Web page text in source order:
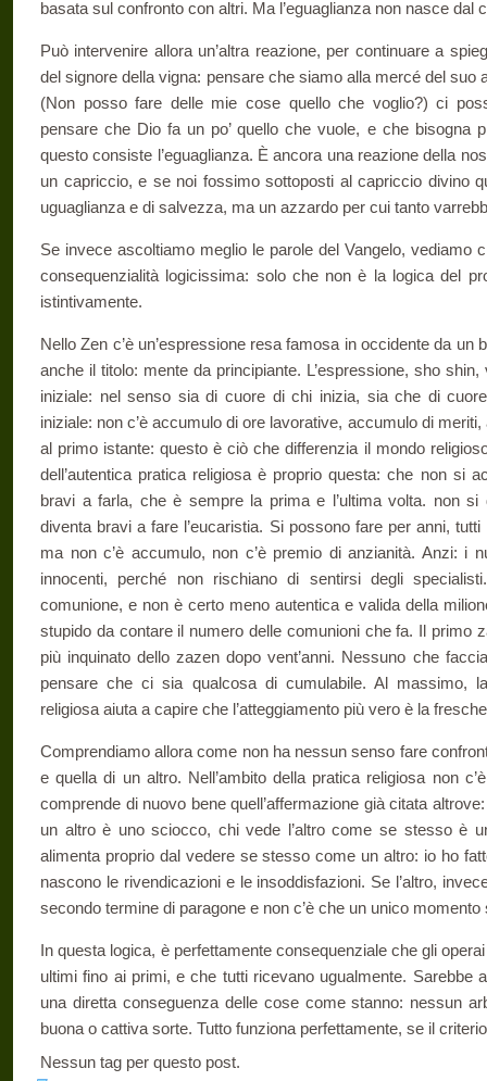
basata sul confronto con altri. Ma l’eguaglianza non nasce dal
Può intervenire allora un’altra reazione, per continuare a
del signore della vigna: pensare che siamo alla mercé del suo
(Non posso fare delle mie cose quello che voglio?) ci
pensare che Dio fa un po’ quello che vuole, e che bisogna
questo consiste l’eguaglianza. È ancora una reazione della
un capriccio, e se noi fossimo sottoposti al capriccio divino
uguaglianza e di salvezza, ma un azzardo per cui tanto
Se invece ascoltiamo meglio le parole del Vangelo, vediamo
consequenzialità logicissima: solo che non è la logica del
istintivamente.
Nello Zen c’è un’espressione resa famosa in occidente da un
anche il titolo: mente da principiante. L’espressione, sho
iniziale: nel senso sia di cuore di chi inizia, sia che di
iniziale: non c’è accumulo di ore lavorative, accumulo di
al primo istante: questo è ciò che differenzia il mondo
dell’autentica pratica religiosa è proprio questa: che non si
bravi a farla, che è sempre la prima e l’ultima volta. non
diventa bravi a fare l’eucaristia. Si possono fare per anni, tutti i
ma non c’è accumulo, non c’è premio di anzianità. Anzi: i
innocenti, perché non rischiano di sentirsi degli
comunione, e non è certo meno autentica e valida della
stupido da contare il numero delle comunioni che fa. Il primo
più inquinato dello zazen dopo vent’anni. Nessuno che
pensare che ci sia qualcosa di cumulabile. Al massimo,
religiosa aiuta a capire che l’atteggiamento più vero è la
Comprendiamo allora come non ha nessun senso fare
e quella di un altro. Nell’ambito della pratica religiosa non
comprende di nuovo bene quell’affermazione già citata
un altro è uno sciocco, chi vede l’altro come se stesso è
alimenta proprio dal vedere se stesso come un altro: io ho
nascono le rivendicazioni e le insoddisfazioni. Se l’altro,
secondo termine di paragone e non c’è che un unico
In questa logica, è perfettamente consequenziale che gli
ultimi fino ai primi, e che tutti ricevano ugualmente. Sarebbe
una diretta conseguenza delle cose come stanno: nessun
buona o cattiva sorte. Tutto funziona perfettamente, se il
Nessun tag per questo post.